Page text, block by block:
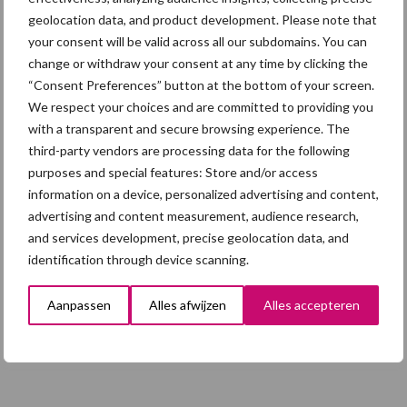
geolocation data, and product development. Please note that
your consent will be valid across all our subdomains. You can
change or withdraw your consent at any time by clicking the
“Consent Preferences” button at the bottom of your screen.
We respect your choices and are committed to providing you
with a transparent and secure browsing experience. The
third-party vendors are processing data for the following
purposes and special features: Store and/or access
information on a device, personalized advertising and content,
advertising and content measurement, audience research,
and services development, precise geolocation data, and
identification through device scanning.
Aanpassen Alles afwijzen Alles accepteren
5 aug
“Vraag naar praktische
hygieneoplossingen is in Polen
groter dan ooit”
5 aug
Eliminatieprotocol voor
Mycoplasma hyopneumoniae
4 aug
AVP in Finland onderstreept dat
alertheid belangrijk is, zeker nu